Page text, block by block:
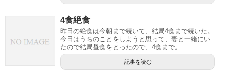
4食絶食
昨日の絶食は今朝まで続いて、結局4食まで続いた。
今日はうちのことをしようと思って、妻と一緒にい
たので結局昼食をとったので、4食まで。
記事を読む